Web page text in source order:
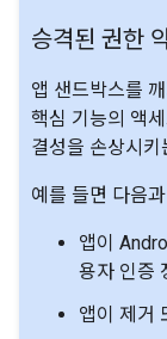
승격된 권한
앱 샌드박스를
핵심 기능의 액
결성을 손상시키
예를 들면 다음
앱이
용자 인증
앱이 제거